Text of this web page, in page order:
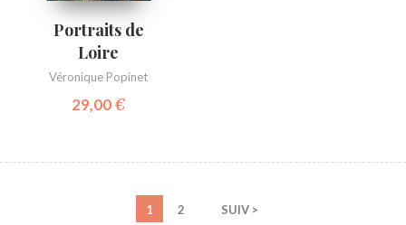
Portraits de
Loire
Véronique Popinet
29,00€
1 2 SUIV >